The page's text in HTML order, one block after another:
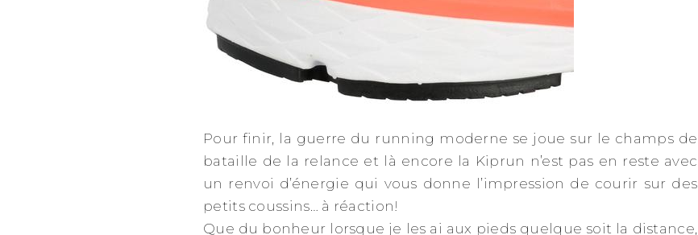
Pour finir, la guerre du running moderne se joue sur le champs de
bataille de la relance et là encore la Kiprun n’est pas en reste avec
un renvoi d’énergie qui vous donne l’impression de courir sur des
petits coussins… à réaction!
Que du bonheur lorsque je les ai aux pieds quelque soit la distance,